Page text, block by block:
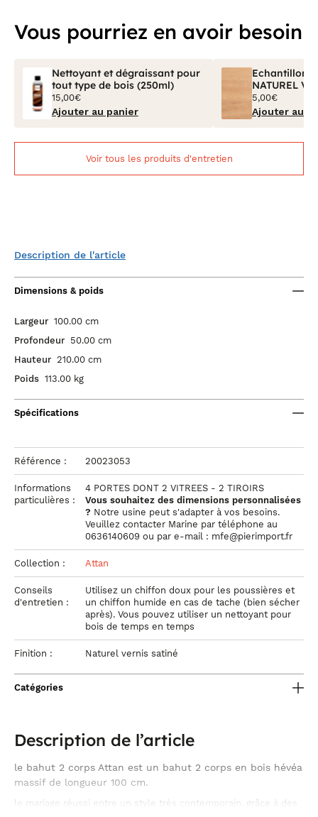
Vous pourriez en avoir besoin
Nettoyant et dégraissant pour
tout type de bois (250ml)
15,00€
Ajouter au panier
Echantillon
NATUREL
5,00€
Ajouter au
Voir tous les produits d'entretien
Description de l'article
Dimensions & poids
Largeur 100.00 cm
Profondeur 50.00 cm
Hauteur 210.00 cm
Poids 113.00 kg
Spécifications
Référence : 20023053
Informations
particulières :
4 PORTES DONT 2 VITREES - 2 TIROIRS
Vous souhaitez des dimensions personnalisées
? Notre usine peut s'adapter à vos besoins.
Veuillez contacter Marine par téléphone au
0636140609 ou par e-mail : mfe@pierimport.fr
Collection : Attan
Conseils
d'entretien :
Utilisez un chiffon doux pour les poussières et
un chiffon humide en cas de tache (bien sécher
après). Vous pouvez utiliser un nettoyant pour
bois de temps en temps
Finition : Naturel vernis satiné
Catégories
Description de l’article
le bahut 2 corps Attan est un bahut 2 corps en bois hévéa
massif de longueur 100 cm.
le mariage réussi entre un style très contemporain, grâce à des